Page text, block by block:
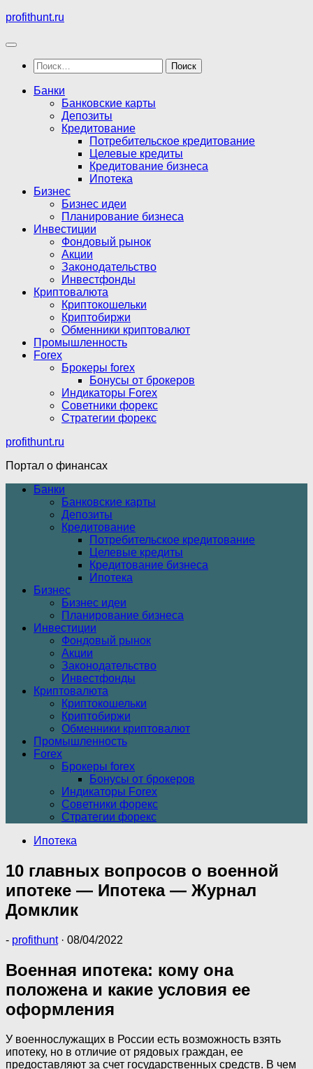
Перейти
содержимому
profithunt.ru
Найти:
Банки
Банковские карты
Депозиты
Кредитование
Потребительское кредитование
Целевые кредиты
Кредитование бизнеса
Ипотека
Бизнес
Бизнес идеи
Планирование бизнеса
Инвестиции
Фондовый рынок
Акции
Законодательство
Инвестфонды
Криптовалюта
Криптокошельки
Криптобиржи
Обменники криптовалют
Промышленность
Forex
Брокеры forex
Бонусы от брокеров
Индикаторы Forex
Советники форекс
Стратегии форекс
profithunt.ru
Портал о финансах
Банки
Банковские карты
Депозиты
Кредитование
Потребительское кредитование
Целевые кредиты
Кредитование бизнеса
Ипотека
Бизнес
Бизнес идеи
Планирование бизнеса
Инвестиции
Фондовый рынок
Акции
Законодательство
Инвестфонды
Криптовалюта
Криптокошельки
Криптобиржи
Обменники криптовалют
Промышленность
Forex
Брокеры forex
Бонусы от брокеров
Индикаторы Forex
Советники форекс
Стратегии форекс
Ипотека
10 главных вопросов о военной
ипотеке — Ипотека — Журнал
Домклик
- profithunt · 08/04/2022
Военная ипотека: кому она
положена и какие условия ее
оформления
У военнослужащих в России есть возможность взять
ипотеку, но в отличие от рядовых граждан, ее
предоставляют за счет государственных средств. В чем